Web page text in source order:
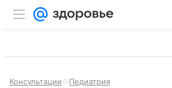
Консультации Педиатрия